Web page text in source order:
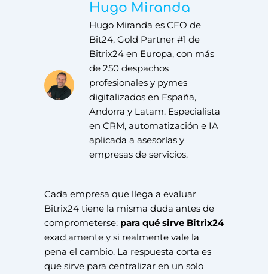
Hugo Miranda
Hugo Miranda es CEO de
Bit24, Gold Partner #1 de
Bitrix24 en Europa, con más
de 250 despachos
profesionales y pymes
digitalizados en España,
Andorra y Latam. Especialista
en CRM, automatización e IA
aplicada a asesorías y
empresas de servicios.
Cada empresa que llega a evaluar
Bitrix24 tiene la misma duda antes de
comprometerse: para qué sirve Bitrix24
exactamente y si realmente vale la
pena el cambio. La respuesta corta es
que sirve para centralizar en un solo